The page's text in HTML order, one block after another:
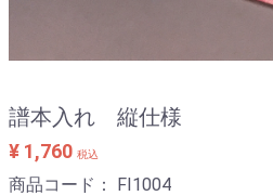
譜本入れ 縦仕様
¥ 1,760 税込
商品コード： FI1004